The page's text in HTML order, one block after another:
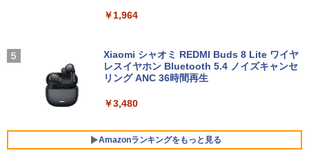
中古ノートパソコン Lenovo ThinkPad
T14 第10世代 Core i5 Windows11 Pro
Office 2024付き メモリ16GB SSD512G
ス 在宅勤務 学生向け
ice 無線LAN 中古パソコン デスクトップ
￥22,500
中古パソコン 一体型 富士通 ESPRIMO
インチ Office付き DVD Webカメラ 無線
LAN Bluetooth 3ヶ月保証 wd2670 中古
ィスプレイ PS3 PS4 Switch
165Hz / 144Hz モニター 1ms pcモニタ
ー内蔵 cocopar HG-245HCW [1+1年保
証]
]
￥1,964
Xiaomi シャオミ REDMI Buds 8 Lite ワイヤ
レスイヤホン Bluetooth 5.4 ノイズキャンセ
リング ANC 36時間再生
￥3,480
Amazonランキングをもっと見る